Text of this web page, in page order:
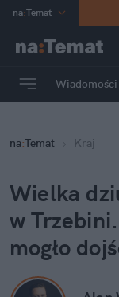
na:Temat
Poland
mama
Rozrywka
Wiadomości
na:Temat Kraj
Wielka
w
mogło